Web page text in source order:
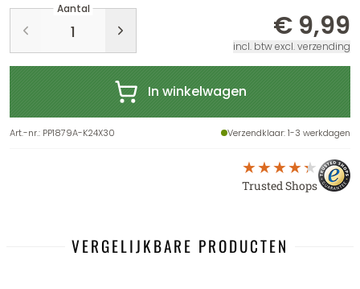
Aantal
€ 9,99
incl. btw excl. verzending
In winkelwagen
Art.-nr.: PP1879A-K24X30 Verzendklaar: 1-3 werkdagen
Trusted Shops
VERGELIJKBARE PRODUCTEN